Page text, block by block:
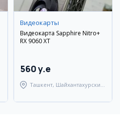
Видеокарты
Видеокарта Sapphire Nitro+
RX 9060 XT
560 y.e
Ташкент, Шайхантахурский